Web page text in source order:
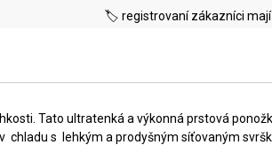
🏷️ registrovaní zákazníci mají
Tato ultratenká a výkonná prstová
chladu s lehkým a prodyšným síťovaným